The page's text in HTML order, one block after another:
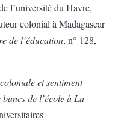
l’université du Havre,
colonial à Madagascar
de l’éducation, n° 128,
et sentiment
de l’école à La